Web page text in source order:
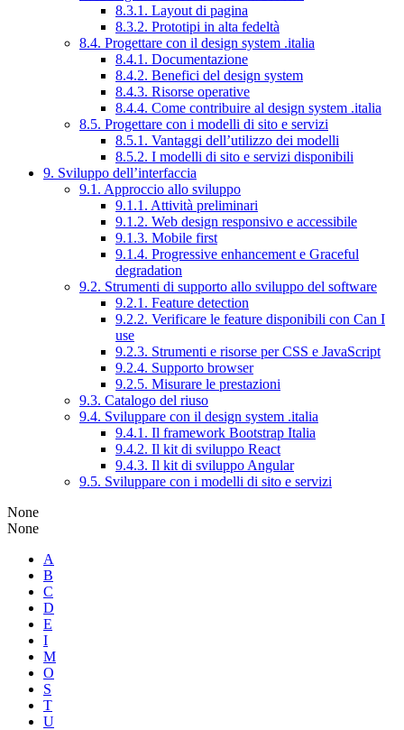
8.3.1. Layout di pagina
8.3.2. Prototipi in alta fedeltà
8.4. Progettare con il design system .italia
8.4.1. Documentazione
8.4.2. Benefici del design system
8.4.3. Risorse operative
8.4.4. Come contribuire al design system .italia
8.5. Progettare con i modelli di sito e servizi
8.5.1. Vantaggi dell’utilizzo dei modelli
8.5.2. I modelli di sito e servizi disponibili
9. Sviluppo dell’interfaccia
9.1. Approccio allo sviluppo
9.1.1. Attività preliminari
9.1.2. Web design responsivo e accessibile
9.1.3. Mobile first
9.1.4. Progressive enhancement e Graceful
degradation
9.2. Strumenti di supporto allo sviluppo del software
9.2.1. Feature detection
9.2.2. Verificare le feature disponibili con Can I
use
9.2.3. Strumenti e risorse per CSS e JavaScript
9.2.4. Supporto browser
9.2.5. Misurare le prestazioni
9.3. Catalogo del riuso
9.4. Sviluppare con il design system .italia
9.4.1. Il framework Bootstrap Italia
9.4.2. Il kit di sviluppo React
9.4.3. Il kit di sviluppo Angular
9.5. Sviluppare con i modelli di sito e servizi
None
None
A
B
C
D
E
I
M
O
S
T
U